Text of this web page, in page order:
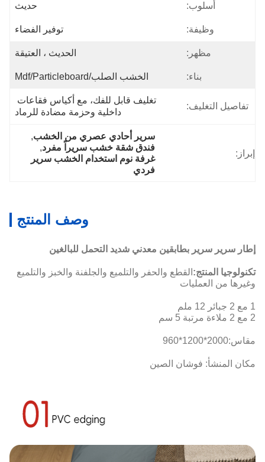
أسلوب: حديث
وظيفة: توفير الفضاء
مظهر: الحديث ، العتيقة
بناء: الخشب الصلب/mdf/particleboard
تفاصيل التغليف:
تغليف قابل للفك، مع أكياس فقاعات
داخلية وحزمة مضادة للرماد
إبراز:
سرير أحادي عصري من الخشب,
فندق شقة خشب سريراً مفرد,
غرفة نوم استخدام الخشب سرير
فردي
وصف المنتج
إطار سرير سرير بطابقين معدني شديد التحمل للبالغين
تكنولوجيا المنتج:القطع والحفر والتلميع والجلفنة والخبز والتلميع
وغيرها من العمليات
1 مع 2 جبائر 12 ملم
2 مع 2 ملاءة مرتبة 5 سم
مقاس: 2000*1200*960
مكان المنشأ: فوشان الصين